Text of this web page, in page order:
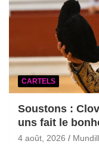
CARTELS
Soustons :
uns fait le
4 août, 2026